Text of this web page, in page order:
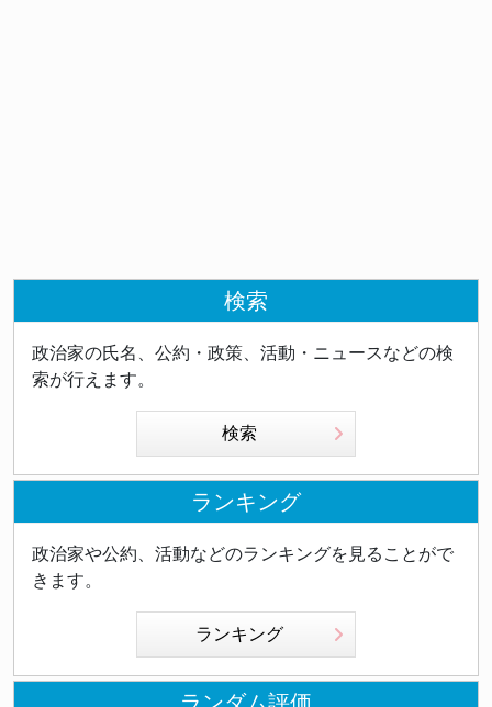
検索
政治家の氏名、公約・政策、活動・ニュースなどの検
索が行えます。
検索
ランキング
政治家や公約、活動などのランキングを見ることがで
きます。
ランキング